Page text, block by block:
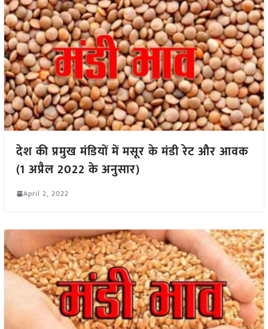
देश की प्रमुख मंडियों में मसूर के मंडी रेट और आवक
(1 अप्रैल 2022 के अनुसार)
April 2, 2022